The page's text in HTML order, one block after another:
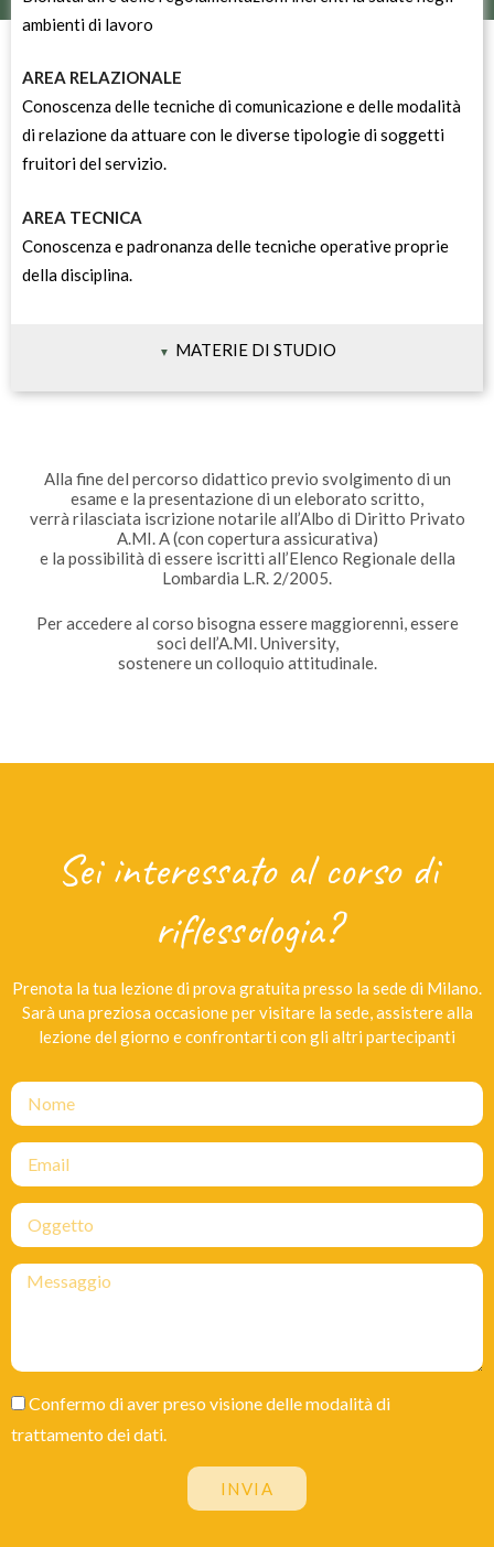
ambienti di lavoro
AREA RELAZIONALE
Conoscenza delle tecniche di comunicazione e delle modalità
di relazione da attuare con le diverse tipologie di soggetti
fruitori del servizio.
AREA TECNICA
Conoscenza e padronanza delle tecniche operative proprie
della disciplina.
MATERIE DI STUDIO
Alla fine del percorso didattico previo svolgimento di un
esame e la presentazione di un eleborato scritto,
verrà rilasciata iscrizione notarile all’Albo di Diritto Privato
A.MI. A (con copertura assicurativa)
e la possibilità di essere iscritti all’Elenco Regionale della
Lombardia L.R. 2/2005.
Per accedere al corso bisogna essere maggiorenni, essere
soci dell’A.MI. University,
sostenere un colloquio attitudinale.
Sei interessato al corso di
riflessologia?
Prenota la tua lezione di prova gratuita presso la sede di Milano.
Sarà una preziosa occasione per visitare la sede, assistere alla
lezione del giorno e confrontarti con gli altri partecipanti
Confermo di aver preso visione delle modalità di
trattamento dei dati.
INVIA